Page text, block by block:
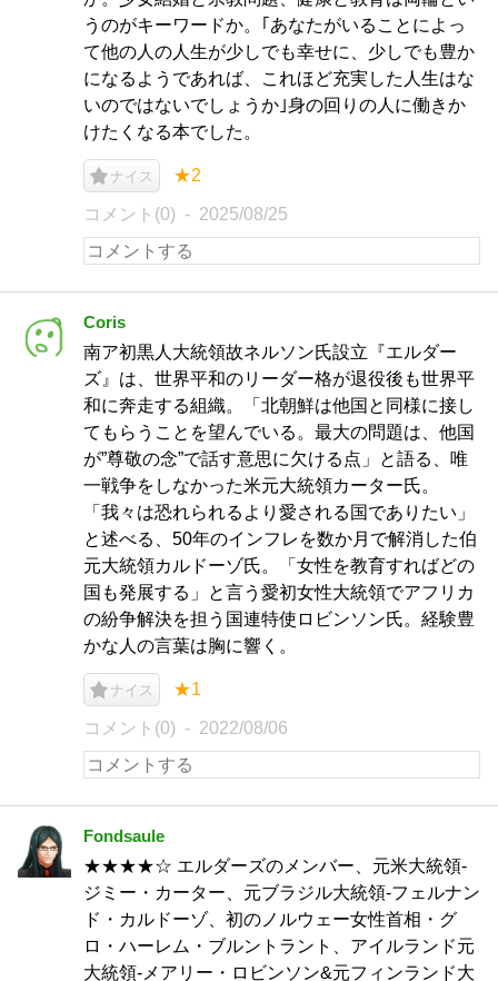
うのがキーワードか。｢あなたがいることによっ
て他の人の人生が少しでも幸せに、少しでも豊か
になるようであれば、これほど充実した人生はな
いのではないでしょうか｣身の回りの人に働きか
けたくなる本でした。
ナイス ★2
コメント(0) 2025/08/25
Coris
南ア初黒人大統領故ネルソン氏設立『エルダー
ズ』は、世界平和のリーダー格が退役後も世界平
和に奔走する組織。「北朝鮮は他国と同様に接し
てもらうことを望んでいる。最大の問題は、他国
が”尊敬の念”で話す意思に欠ける点」と語る、唯
一戦争をしなかった米元大統領カーター氏。
「我々は恐れられるより愛される国でありたい」
と述べる、50年のインフレを数か月で解消した伯
元大統領カルドーゾ氏。「女性を教育すればどの
国も発展する」と言う愛初女性大統領でアフリカ
の紛争解決を担う国連特使ロビンソン氏。経験豊
かな人の言葉は胸に響く。
ナイス ★1
コメント(0) 2022/08/06
Fondsaule
★★★★☆ エルダーズのメンバー、元米大統領-
ジミー・カーター、元ブラジル大統領-フェルナン
ド・カルドーゾ、初のノルウェー女性首相・グ
ロ・ハーレム・ブルントラント、アイルランド元
大統領-メアリー・ロビンソン&元フィンランド大